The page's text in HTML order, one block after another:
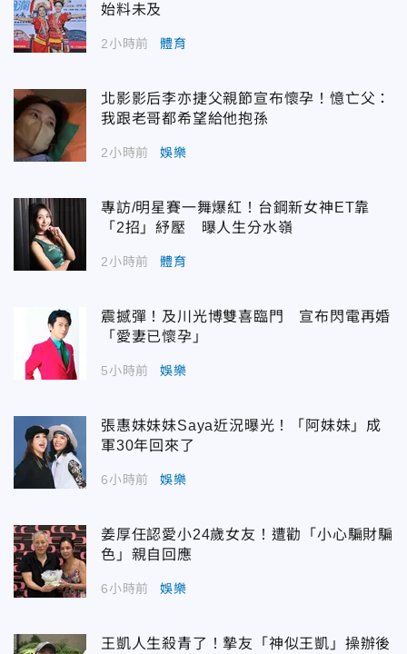
始料未及
2小時前 體育
北影影后李亦捷父親節宣布懷孕！憶亡父：
我跟老哥都希望給他抱孫
2小時前 娛樂
專訪/明星賽一舞爆紅！台鋼新女神ET靠
「2招」紓壓 曝人生分水嶺
2小時前 體育
震撼彈！及川光博雙喜臨門 宣布閃電再婚
「愛妻已懷孕」
5小時前 娛樂
張惠妹妹妹Saya近況曝光！「阿妹妹」成
軍30年回來了
6小時前 娛樂
姜厚任認愛小24歲女友！遭勸「小心騙財騙
色」親自回應
6小時前 娛樂
王凱人生殺青了！摯友「神似王凱」操辦後